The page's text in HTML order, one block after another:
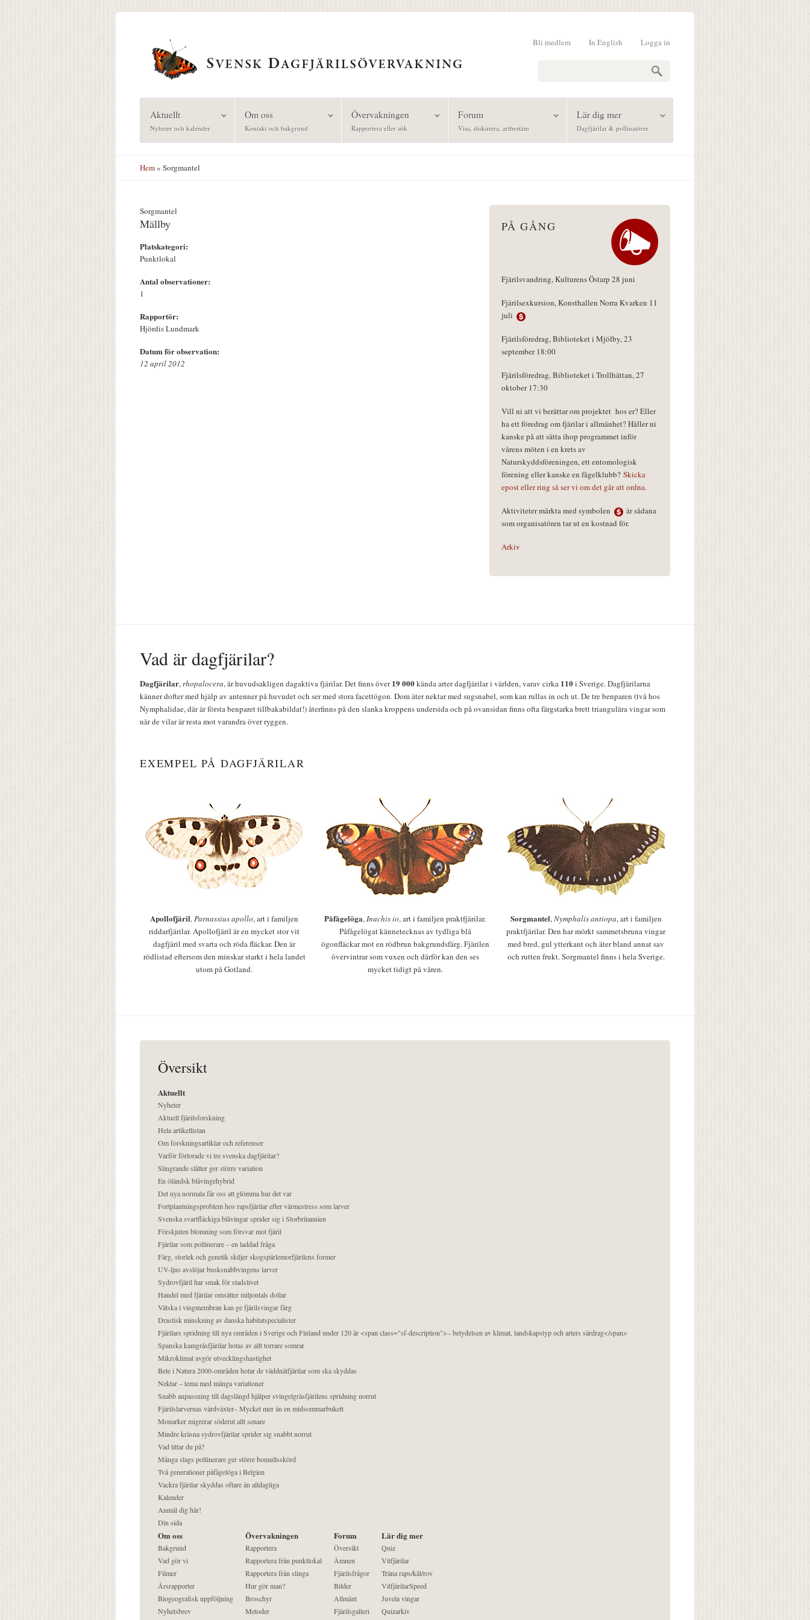
Logga in
In English
Bli medlem
Aktuellt
Nyheter och kalender
Om oss
Kontakt och bakgrund
Övervakningen
Rapportera eller sök
Forum
Visa, diskutera, artbestäm
Lär dig mer
Dagfjärilar & pollinatörer
Hem» Sorgmantel
Sorgmantel
Mällby
Platskategori:
Punktlokal
Antal observationer:
1
Rapportör:
Hjördis Lundmark
Datum för observation:
12 april 2012
PÅ GÅNG
Fjärilsvandring, Kulturens Östarp 28 juni
Fjärilsexkursion, Konsthallen Norra Kvarken 11
juli
Fjärilsföredrag, Biblioteket i Mjölby, 23
september 18:00
Fjärilsföredrag, Biblioteket i Trollhättan, 27
oktober 17:30
Vill ni att vi berättar om projektet hos er? Eller
ha ett föredrag om fjärilar i allmänhet? Håller ni
kanske på att sätta ihop programmet inför
vårens möten i en krets av
Naturskyddsföreningen, ett entomologisk
förening eller kanske en fågelklubb? Skicka
epost eller ring så ser vi om det går att ordna.
Aktiviteter märkta med symbolen
är sådana
som organisatören tar ut en kostnad för.
Arkiv
Vad är dagfjärilar?
Dagfjärilar,rhopalocera, är huvudsakligen dagaktiva fjärilar. Det finns över19 000kända arter dagfjärilar i världen, varav cirka 110i Sverige. Dagfjärilarna
känner dofter med hjälp av antenner på huvudet och ser med stora facettögon. Dom äter nektar med sugsnabel, som kan rullas in och ut. De tre benparen (två hos
Nymphalidae, där är första benparet tillbakabildat!) återfinns på den slanka kroppens undersida och på ovansidan finns ofta färgstarka brett triangulära vingar som
när de vilar är resta mot varandra över ryggen.
EXEMPEL PÅ DAGFJÄRILAR
Apollofjäril,Parnassius apollo, art i familjen
riddarfjärilar. Apollofjäril är en mycket stor vit
dagfjäril med svarta och röda fläckar. Den är
rödlistad eftersom den minskar starkt i hela landet
utom på Gotland.
Påfågelöga,Inachis io, art i familjen praktfjärilar.
Påfågelögat kännetecknas av tydliga blå
ögonfläckar mot en rödbrun bakgrundsfärg. Fjärilen
övervintrar som vuxen och därför kan den ses
mycket tidigt på våren.
Sorgmantel,Nymphalis antiopa, art i familjen
praktfjärilar. Den har mörkt sammetsbruna vingar
med bred, gul ytterkant och äter bland annat sav
och rutten frukt. Sorgmantel finns i hela Sverige.
Översikt
Aktuellt
Nyheter
Aktuell fjärilsforskning
Hela artikellistan
Om forskningsartiklar och referenser
Varför förlorade vi tre svenska dagfjärilar?
Slingrande slåtter ger större variation
En öländsk blåvingehybrid
Det nya normala får oss att glömma hur det var
Fortplantningsproblem hos rapsfjärilar efter värmestress som larver
Svenska svartfläckiga blåvingar sprider sig i Storbritannien
Förskjuten blomning som försvar mot fjäril
Fjärilar som pollinerare – en laddad fråga
Färg, storlek och genetik skiljer skogspärlemorfjärilens former
UV-ljus avslöjar busksnabbvingens larver
Sydrovfjäril har smak för stadslivet
Handel med fjärilar omsätter miljontals dollar
Vätska i vingmembran kan ge fjärilsvingar färg
Drastisk minskning av danska habitatspecialister
Fjärilars spridning till nya områden i Sverige och Finland under 120 år <span class="sf-description">– betydelsen av klimat, landskapstyp och arters särdrag</span>
Spanska kamgräsfjärilar hotas av allt torrare somrar
Mikroklimat avgör utvecklingshastighet
Bete i Natura 2000-områden hotar de väddnätfjärilar som ska skyddas
Nektar – tema med många variationer
Snabb anpassning till dagslängd hjälper svingelgräsfjärilens spridning norrut
Fjärilslarvernas värdväxter– Mycket mer än en midsommarbukett
Monarker migrerar söderut allt senare
Mindre kräsna sydrovfjärilar sprider sig snabbt norrut
Vad tittar du på?
Många slags pollinerare ger större bomullsskörd
Två generationer påfågelöga i Belgien
Vackra fjärilar skyddas oftare än alldagliga
Kalender
Anmäl dig här!
Din sida
Om oss
Bakgrund
Vad gör vi
Filmer
Årsrapporter
Biogeografisk uppföljning
Nyhetsbrev
Övervakningen
Rapportera
Rapportera från punktlokal
Rapportera från slinga
Hur gör man?
Broschyr
Metoder
Forum
Översikt
Ämnen
Fjärilsfrågor
Bilder
Allmänt
Fjärilsgalleri
Lär dig mer
Quiz
Vitfjärilar
Träna raps/kål/rov
VitfjärilarSpeed
Juvela vingar
Quizarkiv